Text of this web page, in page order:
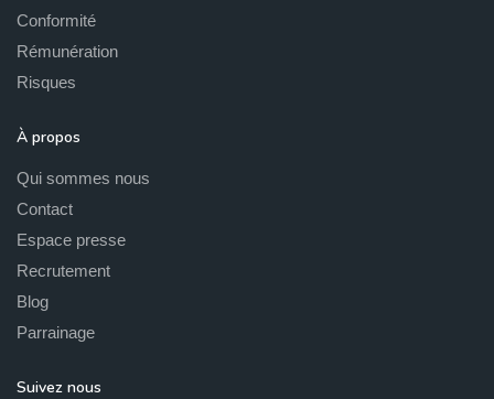
Conformité
Rémunération
Risques
À propos
Qui sommes nous
Contact
Espace presse
Recrutement
Blog
Parrainage
Suivez nous